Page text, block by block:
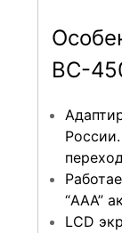
BC-
“AAA”
LCD